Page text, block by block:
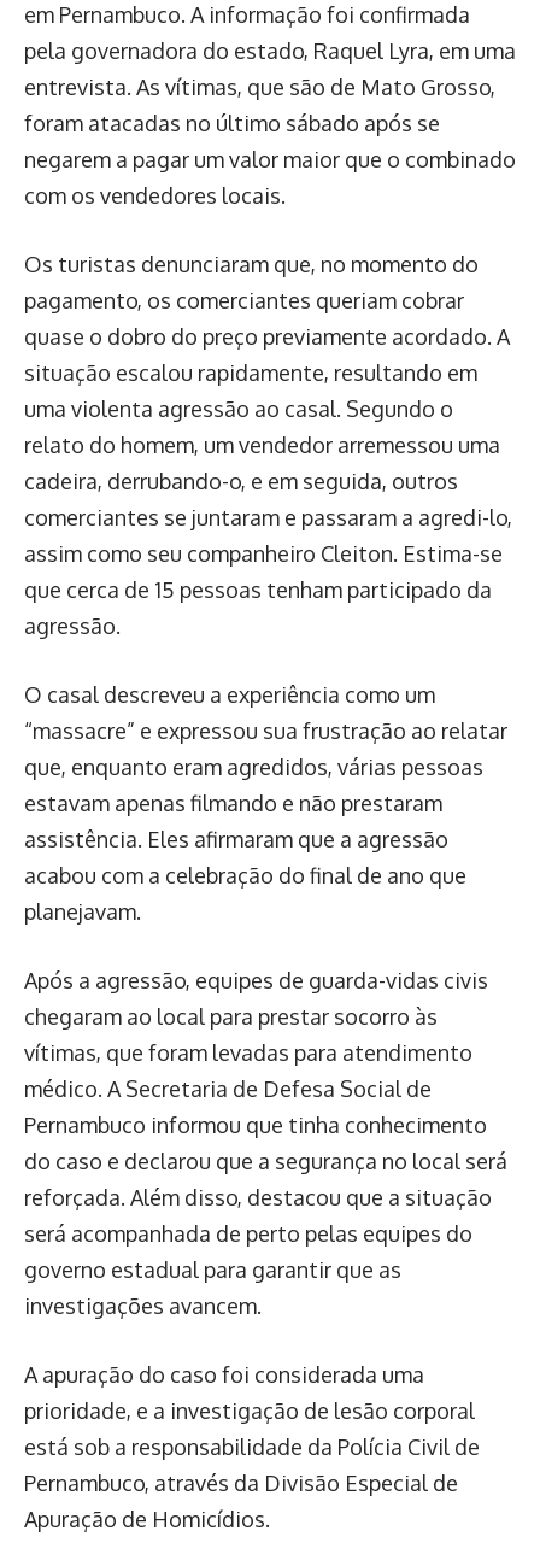
em Pernambuco. A informação foi confirmada
pela governadora do estado, Raquel Lyra, em uma
entrevista. As vítimas, que são de Mato Grosso,
foram atacadas no último sábado após se
negarem a pagar um valor maior que o combinado
com os vendedores locais.
Os turistas denunciaram que, no momento do
pagamento, os comerciantes queriam cobrar
quase o dobro do preço previamente acordado. A
situação escalou rapidamente, resultando em
uma violenta agressão ao casal. Segundo o
relato do homem, um vendedor arremessou uma
cadeira, derrubando-o, e em seguida, outros
comerciantes se juntaram e passaram a agredi-lo,
assim como seu companheiro Cleiton. Estima-se
que cerca de 15 pessoas tenham participado da
agressão.
O casal descreveu a experiência como um
“massacre” e expressou sua frustração ao relatar
que, enquanto eram agredidos, várias pessoas
estavam apenas filmando e não prestaram
assistência. Eles afirmaram que a agressão
acabou com a celebração do final de ano que
planejavam.
Após a agressão, equipes de guarda-vidas civis
chegaram ao local para prestar socorro às
vítimas, que foram levadas para atendimento
médico. A Secretaria de Defesa Social de
Pernambuco informou que tinha conhecimento
do caso e declarou que a segurança no local será
reforçada. Além disso, destacou que a situação
será acompanhada de perto pelas equipes do
governo estadual para garantir que as
investigações avancem.
A apuração do caso foi considerada uma
prioridade, e a investigação de lesão corporal
está sob a responsabilidade da Polícia Civil de
Pernambuco, através da Divisão Especial de
Apuração de Homicídios.